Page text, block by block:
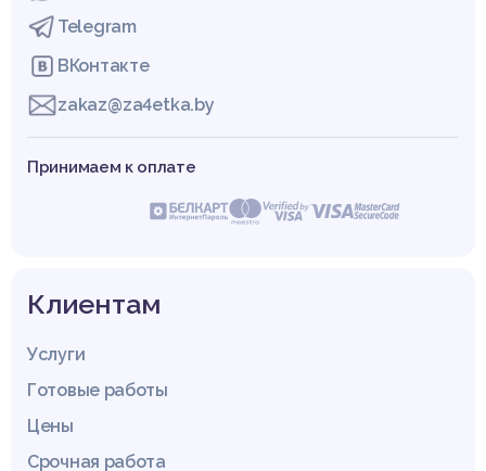
Telegram
ВКонтакте
zakaz@za4etka.by
Принимаем к оплате
Клиентам
Услуги
Готовые работы
Цены
Срочная работа